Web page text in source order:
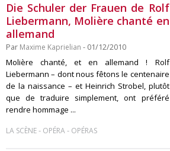
Die Schuler der Frauen de Rolf
Liebermann, Molière chanté en
allemand
Par Maxime Kaprielian - 01/12/2010
Molière chanté, et en allemand ! Rolf
Liebermann – dont nous fêtons le centenaire
de la naissance – et Heinrich Strobel, plutôt
que de traduire simplement, ont préféré
rendre hommage ...
LA SCÈNE- OPÉRA- OPÉRAS